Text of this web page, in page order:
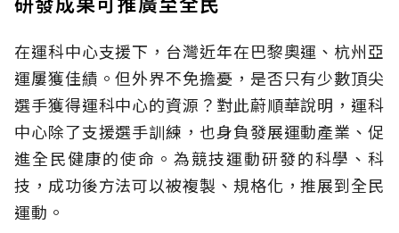
在運科中心支援下，台灣近年在巴黎奧運、杭州亞
運屢獲佳績。但外界不免擔憂，是否只有少數頂尖
選手獲得運科中心的資源？對此蔚順華說明，運科
中心除了支援選手訓練，也身負發展運動產業、促
進全民健康的使命。為競技運動研發的科學、科
技，成功後方法可以被複製、規格化，推展到全民
運動。